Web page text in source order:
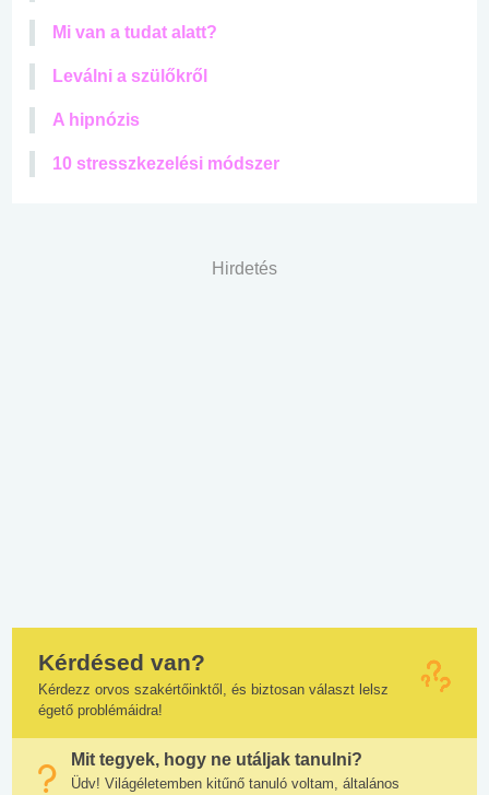
Mi van a tudat alatt?
Leválni a szülőkről
A hipnózis
10 stresszkezelési módszer
Hirdetés
Kérdésed van?
Kérdezz orvos szakértőinktől, és biztosan választ lelsz
égető problémáidra!
Mit tegyek, hogy ne utáljak tanulni?
Üdv! Világéletemben kitűnő tanuló voltam, általános